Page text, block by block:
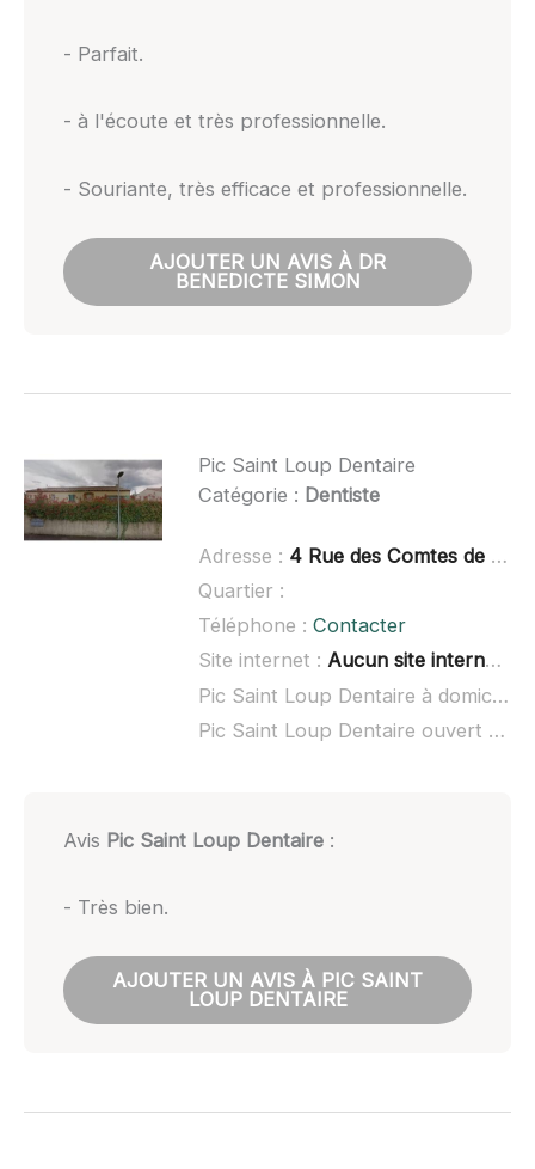
- Parfait.
- à l'écoute et très professionnelle.
- Souriante, très efficace et professionnelle.
AJOUTER UN AVIS À DR
BENEDICTE SIMON
Pic Saint Loup Dentaire
Catégorie : Dentiste
Adresse : 4 Rue des Comtes de Melgueil, 34270 Saint-Mathieu-de-Tréviers
Quartier :
Téléphone : Contacter
Site internet : Aucun site internet connu
Pic Saint Loup Dentaire à domicile :
Pic Saint Loup Dentaire ouvert dimanche :
Avis Pic Saint Loup Dentaire:
- Très bien.
AJOUTER UN AVIS À PIC SAINT
LOUP DENTAIRE